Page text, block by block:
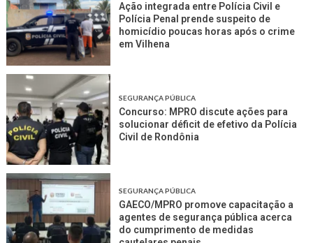
Ação integrada entre Polícia Civil e
Polícia Penal prende suspeito de
homicídio poucas horas após o crime
em Vilhena
SEGURANÇA PÚBLICA
Concurso: MPRO discute ações para
solucionar déficit de efetivo da Polícia
Civil de Rondônia
SEGURANÇA PÚBLICA
GAECO/MPRO promove capacitação a
agentes de segurança pública acerca
do cumprimento de medidas